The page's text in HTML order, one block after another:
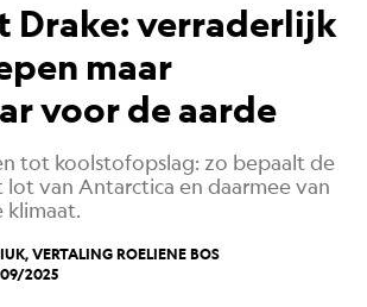
Drake: verraderlijk
maar
voor de aarde
tot koolstofopslag: zo bepaalt de
lot van Antarctica en daarmee van
klimaat.
VERTALINGROELIENE BOS
2025